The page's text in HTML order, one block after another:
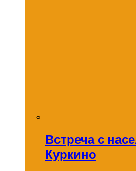
Встреча с
Куркино